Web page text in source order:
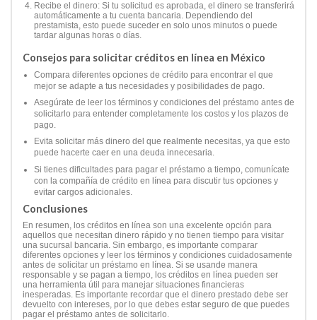
Recibe el dinero: Si tu solicitud es aprobada, el dinero se transferirá
automáticamente a tu cuenta bancaria. Dependiendo del
prestamista, esto puede suceder en solo unos minutos o puede
tardar algunas horas o días.
Consejos para solicitar créditos en línea en México
Compara diferentes opciones de crédito para encontrar el que
mejor se adapte a tus necesidades y posibilidades de pago.
Asegúrate de leer los términos y condiciones del préstamo antes de
solicitarlo para entender completamente los costos y los plazos de
pago.
Evita solicitar más dinero del que realmente necesitas, ya que esto
puede hacerte caer en una deuda innecesaria.
Si tienes dificultades para pagar el préstamo a tiempo, comunícate
con la compañía de crédito en línea para discutir tus opciones y
evitar cargos adicionales.
Conclusiones
En resumen, los créditos en línea son una excelente opción para
aquellos que necesitan dinero rápido y no tienen tiempo para visitar
una sucursal bancaria. Sin embargo, es importante comparar
diferentes opciones y leer los términos y condiciones cuidadosamente
antes de solicitar un préstamo en línea. Si se usande manera
responsable y se pagan a tiempo, los créditos en línea pueden ser
una herramienta útil para manejar situaciones financieras
inesperadas. Es importante recordar que el dinero prestado debe ser
devuelto con intereses, por lo que debes estar seguro de que puedes
pagar el préstamo antes de solicitarlo.